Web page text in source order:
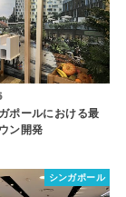
ポールにおける最
ン開発
シンガポール